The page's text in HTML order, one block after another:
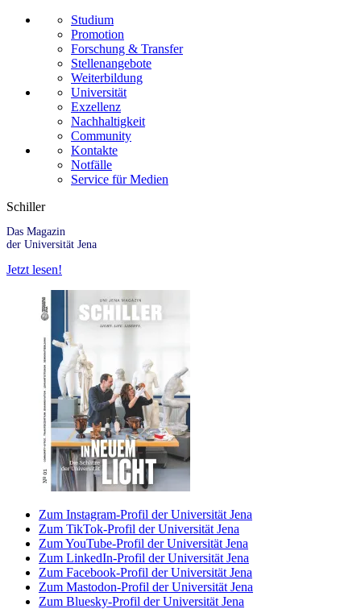
Studium
Promotion
Forschung & Transfer
Stellenangebote
Weiterbildung
Universität
Exzellenz
Nachhaltigkeit
Community
Kontakte
Notfälle
Service für Medien
Schiller
Das Magazin
der Universität Jena
Jetzt lesen!
Zum Instagram-Profil der Universität Jena
Zum TikTok-Profil der Universität Jena
Zum YouTube-Profil der Universität Jena
Zum LinkedIn-Profil der Universität Jena
Zum Facebook-Profil der Universität Jena
Zum Mastodon-Profil der Universität Jena
Zum Bluesky-Profil der Universität Jena